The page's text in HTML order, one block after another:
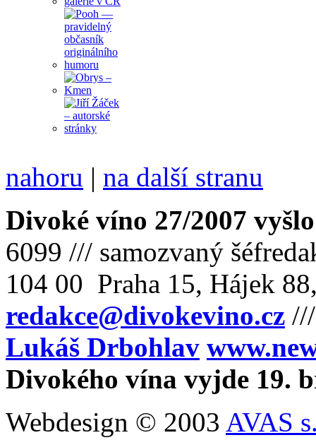
nahoru | na další stranu
Divoké víno 27/2007
6099 /// samozvaný
104 00 Praha 15, Hájek
redakce@divokevino.cz
Lukáš Drbohlav
Divokého vína vyjde 19.
Webdesign © 2003 AVAS